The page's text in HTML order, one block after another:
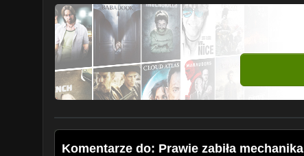
Komentarze do: Prawie zabiła mechanika